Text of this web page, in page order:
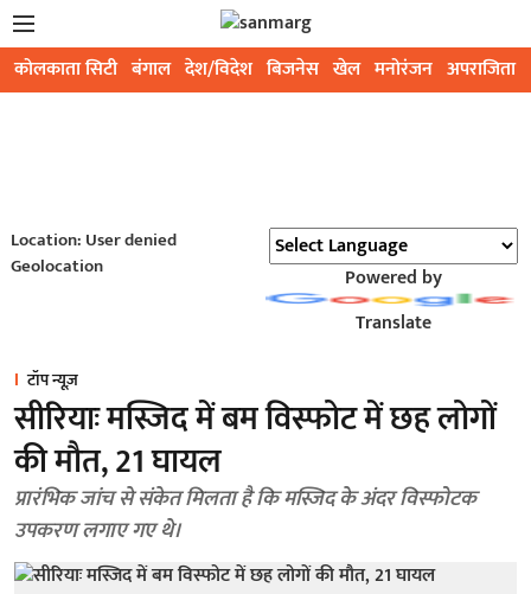
कोलकाता सिटी बंगाल देश/विदेश बिजनेस खेल मनोरंजन अपराजिता
Location: User denied
Geolocation
Powered by
Translate
टॉप न्यूज़
सीरियाः मस्जिद में बम विस्फोट में छह लोगों
की मौत, 21 घायल
प्रारंभिक जांच से संकेत मिलता है कि मस्जिद के अंदर विस्फोटक
उपकरण लगाए गए थे।